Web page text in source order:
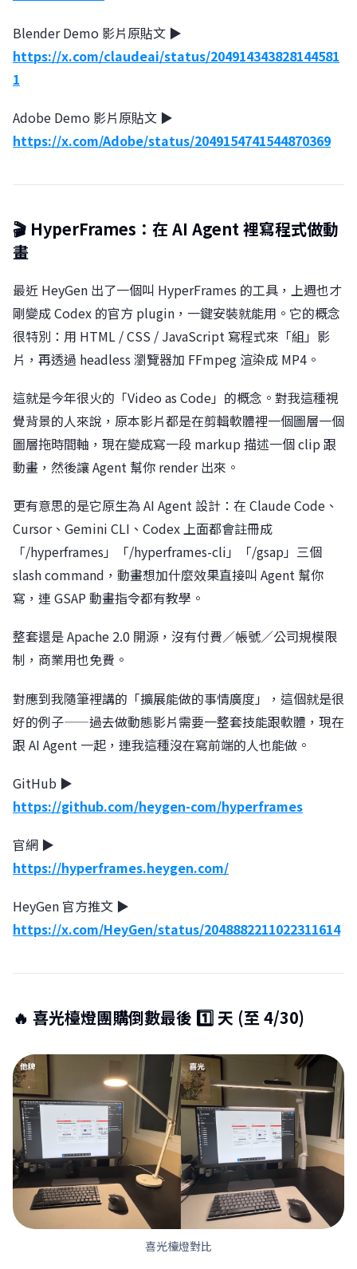
Blender Demo 影片原貼文 ▶︎
https://x.com/claudeai/status/204914343828144581
1
Adobe Demo 影片原貼文 ▶︎
https://x.com/Adobe/status/2049154741544870369
🎬 HyperFrames：在 AI Agent 裡寫程式做動
畫
最近 HeyGen 出了一個叫 HyperFrames 的工具，上週也才
剛變成 Codex 的官方 plugin，一鍵安裝就能用。它的概念
很特別：用 HTML / CSS / JavaScript 寫程式來「組」影
片，再透過 headless 瀏覽器加 FFmpeg 渲染成 MP4。
這就是今年很火的「Video as Code」的概念。對我這種視
覺背景的人來說，原本影片都是在剪輯軟體裡一個圖層一個
圖層拖時間軸，現在變成寫一段 markup 描述一個 clip 跟
動畫，然後讓 Agent 幫你 render 出來。
更有意思的是它原生為 AI Agent 設計：在 Claude Code、
Cursor、Gemini CLI、Codex 上面都會註冊成
「/hyperframes」「/hyperframes-cli」「/gsap」三個
slash command，動畫想加什麼效果直接叫 Agent 幫你
寫，連 GSAP 動畫指令都有教學。
整套還是 Apache 2.0 開源，沒有付費／帳號／公司規模限
制，商業用也免費。
對應到我隨筆裡講的「擴展能做的事情廣度」，這個就是很
好的例子——過去做動態影片需要一整套技能跟軟體，現在
跟 AI Agent 一起，連我這種沒在寫前端的人也能做。
GitHub ▶︎
https://github.com/heygen-com/hyperframes
官網 ▶︎
https://hyperframes.heygen.com/
HeyGen 官方推文 ▶︎
https://x.com/HeyGen/status/2048882211022311614
🔥 喜光檯燈團購倒數最後 1️⃣ 天 (至 4/30)
喜光檯燈對比